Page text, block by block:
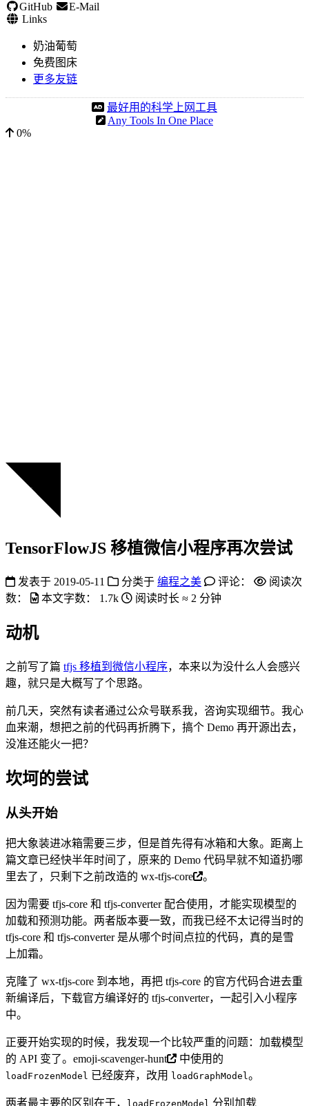
GitHub
E-Mail
Links
奶油葡萄
免费图床
更多友链
最好用的科学上网工具
Any Tools In One Place
0%
TensorFlowJS 移植微信小程序再次尝试
发表于 2019-05-11 分类于 编程之美 评论：
阅读次
数：
本文字数： 1.7k 阅读时长 ≈ 2 分钟
动机
之前写了篇 tfjs 移植到微信小程序，本来以为没什么人会感兴
趣，就只是大概写了个思路。
前几天，突然有读者通过公众号联系我，咨询实现细节。我心
血来潮，想把之前的代码再折腾下，搞个 Demo 再开源出去，
没准还能火一把？
坎坷的尝试
从头开始
把大象装进冰箱需要三步，但是首先得有冰箱和大象。距离上
篇文章已经快半年时间了，原来的 Demo 代码早就不知道扔哪
里去了，只剩下之前改造的 wx-tfjs-core 。
因为需要 tfjs-core 和 tfjs-converter 配合使用，才能实现模型的
加载和预测功能。两者版本要一致，而我已经不太记得当时的
tfjs-core 和 tfjs-converter 是从哪个时间点拉的代码，真的是雪
上加霜。
克隆了 wx-tfjs-core 到本地，再把 tfjs-core 的官方代码合进去重
新编译后，下载官方编译好的 tfjs-converter，一起引入小程序
中。
正要开始实现的时候，我发现一个比较严重的问题：加载模型
的 API 变了。 emoji-scavenger-hunt 中使用的
loadFrozenModel 已经废弃，改用 loadGraphModel。
两者最主要的区别在于， loadFrozenModel 分别加载